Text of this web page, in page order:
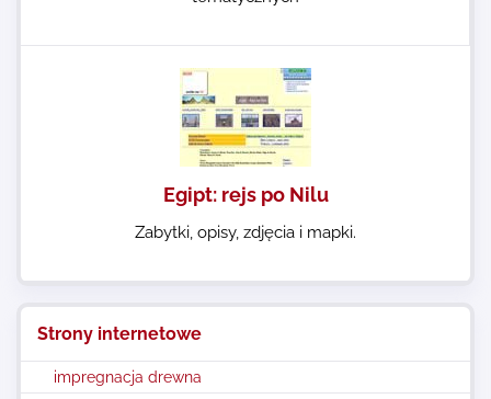
Strony internetowe
impregnacja drewna
Egipt: rejs po Nilu
Zabytki, opisy, zdjęcia i mapki.